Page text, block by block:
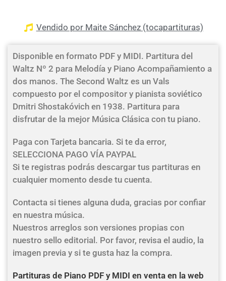
Vendido por Maite Sánchez (tocapartituras)
Disponible en formato PDF y MIDI. Partitura del
Waltz Nº 2 para Melodía y Piano Acompañamiento a
dos manos. The Second Waltz es un Vals
compuesto por el compositor y pianista soviético
Dmitri Shostakóvich en 1938. Partitura para
disfrutar de la mejor Música Clásica con tu piano.
Paga con Tarjeta bancaria. Si te da error,
SELECCIONA PAGO VÍA PAYPAL
Si te registras podrás descargar tus partituras en
cualquier momento desde tu cuenta.
Contacta si tienes alguna duda, gracias por confiar
en nuestra música.
Nuestros arreglos son versiones propias con
nuestro sello editorial. Por favor, revisa el audio, la
imagen previa y si te gusta haz la compra.
Partituras de Piano PDF y MIDI en venta en la web